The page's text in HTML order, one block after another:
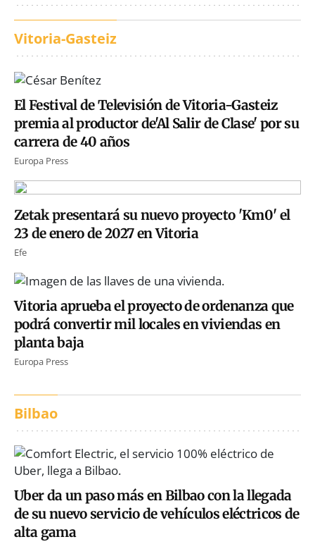
Vitoria-Gasteiz
El Festival de Televisión de Vitoria-Gasteiz
premia al productor de'Al Salir de Clase' por su
carrera de 40 años
Europa Press
Zetak presentará su nuevo proyecto 'Km0' el
23 de enero de 2027 en Vitoria
Efe
Vitoria aprueba el proyecto de ordenanza que
podrá convertir mil locales en viviendas en
planta baja
Europa Press
Bilbao
Uber da un paso más en Bilbao con la llegada
de su nuevo servicio de vehículos eléctricos de
alta gama